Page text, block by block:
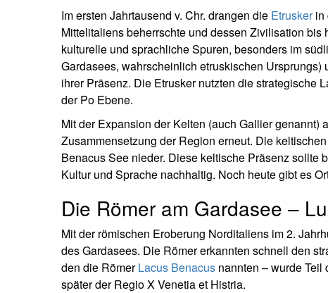
Im ersten Jahrtausend v. Chr. drangen die Etruskerin
Mittelitaliens beherrschte und dessen Zivilisation
kulturelle und sprachliche Spuren, besonders im
Gardasees, wahrscheinlich etruskischen
ihrer Präsenz. Die Etrusker nutzten die strategische
der Po Ebene.
Mit der Expansion der Kelten (auch Gallier genannt)
Zusammensetzung der Region erneut. Die
Benacus See nieder. Diese keltische Präsenz
Kultur und Sprache nachhaltig. Noch heute gibt es
Die Römer am Gardasee –
Mit der römischen Eroberung Norditaliens im 2.
des Gardasees. Die Römer erkannten schnell den
den die RömerLacus Benacus nannten – wurde Teil
später der Regio X Venetia et Histria.